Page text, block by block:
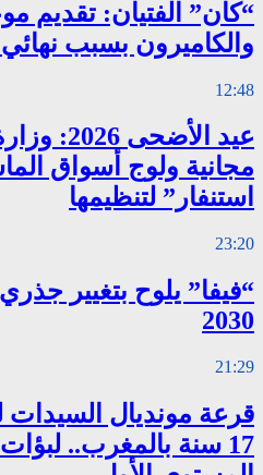
“كان” الفتيان: تقديم
والكاميرون بسبب
12:48
عيد
مجانية ولوج أسواق
استنفار” لتنظيمها
23:20
“فيفا” يلوح بتغيير
2030
21:29
قرعة مونديال السيدات
17 سنة بالمغرب..